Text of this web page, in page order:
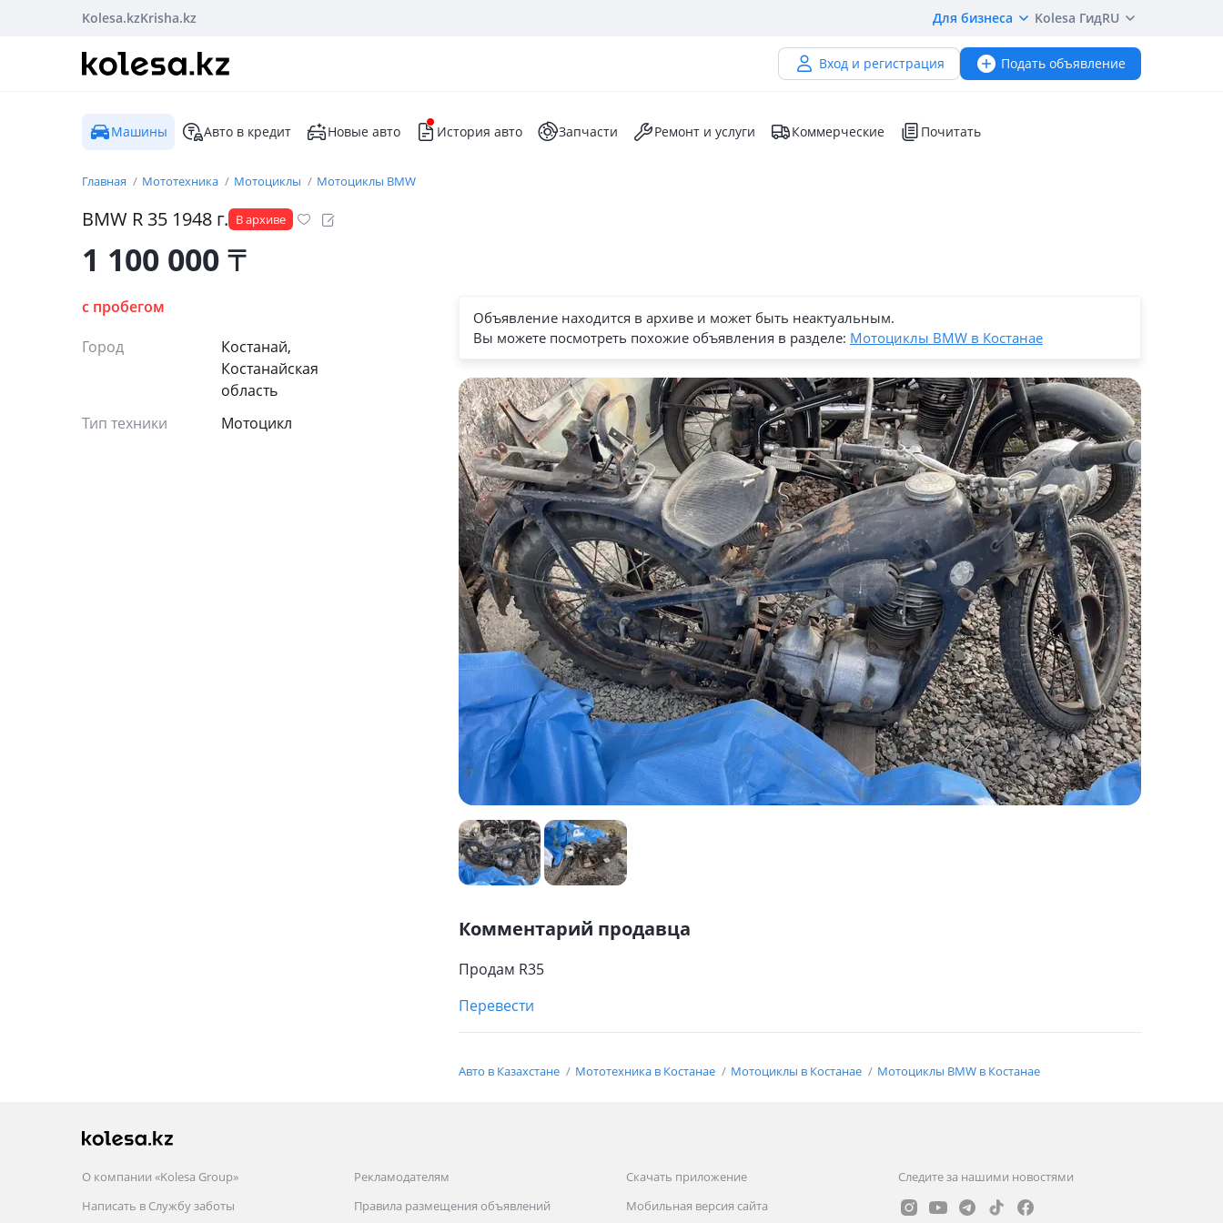
Kolesa.kzKrisha.kz Для бизнеса Kolesa ГидRU
Вход и регистрация Подать объявление
Машины Авто в кредит Новые авто История авто Запчасти Ремонт и услуги Коммерческие Почитать
Главная Мототехника Мотоциклы Мотоциклы BMW
BMW R 35 1948 г. В архиве
1 100 000₸
с пробегом
Город
Костанай,
Костанайская
область
Тип техники
Мотоцикл
Объявление находится в архиве и может быть неактуальным.
Вы можете посмотреть похожие объявления в разделе: Мотоциклы BMW в Костанае
Комментарий продавца
Продам R35
Перевести
Авто в Казахстане Мототехника в Костанае Мотоциклы в Костанае Мотоциклы BMW в Костанае
О компании «Kolesa Group»
Написать в Службу заботы
Рекламодателям
Правила размещения объявлений
Скачать приложение
Мобильная версия сайта
Следите за нашими новостями